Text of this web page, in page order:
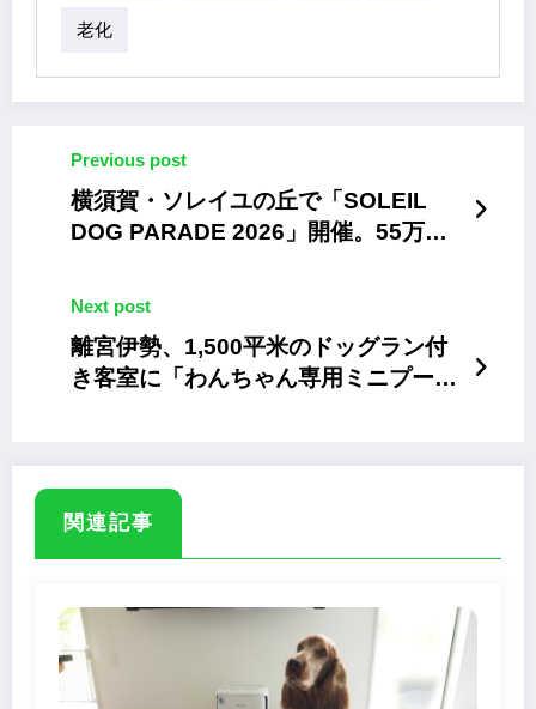
老化
Previous post
横須賀・ソレイユの丘で「SOLEIL
DOG PARADE 2026」開催。55万本
Next post
離宮伊勢、1,500平米のドッグラン付
き客室に「わんちゃん専用ミニプー
関連記事